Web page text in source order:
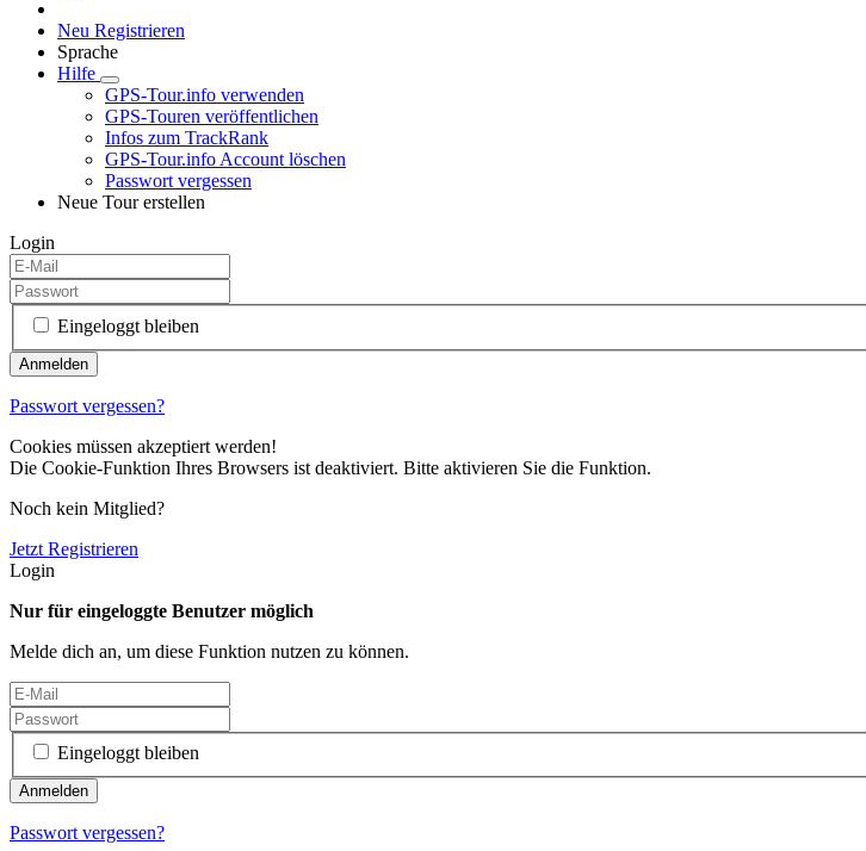
Neu Registrieren
Sprache
Hilfe
GPS-Tour.info verwenden
GPS-Touren veröffentlichen
Infos zum TrackRank
GPS-Tour.info Account löschen
Passwort vergessen
Neue Tour erstellen
Login
Eingeloggt bleiben
Passwort vergessen?
Cookies müssen akzeptiert werden!
Die Cookie-Funktion Ihres Browsers ist deaktiviert. Bitte aktivieren Sie die Funktion.
Noch kein Mitglied?
Jetzt Registrieren
Login
Nur für eingeloggte Benutzer möglich
Melde dich an, um diese Funktion nutzen zu können.
Eingeloggt bleiben
Passwort vergessen?